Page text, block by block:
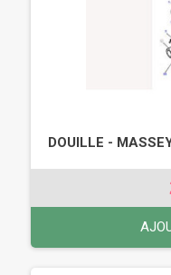
DOUILLE -